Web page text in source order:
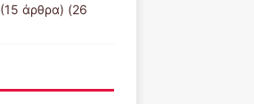
(15 άρθρα) (26